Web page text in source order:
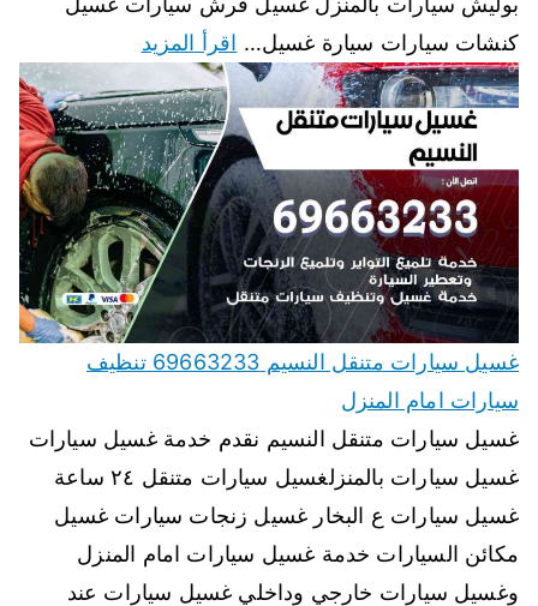
كنشات سيارات سيارة غسيل… اقرأ المزيد
غسيل سيارات متنقل النسيم 69663233 تنظيف
سيارات امام المنزل
غسيل سيارات متنقل النسيم نقدم خدمة غسيل سيارات
غسيل سيارات بالمنزلغسيل سيارات متنقل ٢٤ ساعة
غسيل سيارات ع البخار غسيل زنجات سيارات غسيل
مكائن السيارات خدمة غسيل سيارات امام المنزل
وغسيل سيارات خارجي وداخلي غسيل سيارات عند